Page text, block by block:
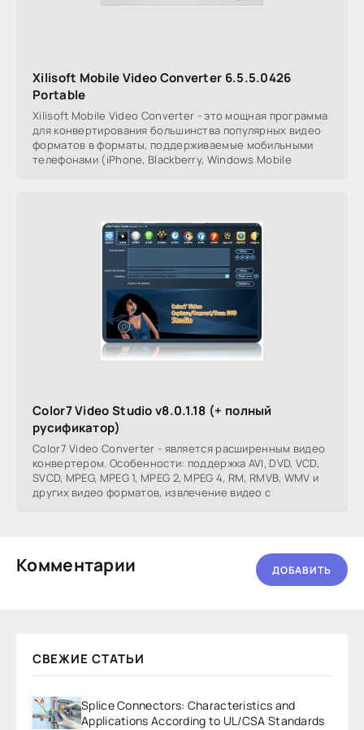
Xilisoft Mobile Video Converter 6.5.5.0426
Portable
Xilisoft Mobile Video Converter - это мощная программа
для конвертирования большинства популярных видео
форматов в форматы, поддерживаемые мобильными
телефонами (iPhone, Blackberry, Windows Mobile
Color7 Video Studio v8.0.1.18 (+ полный
русификатор)
Color7 Video Converter - является расширенным видео
конвертером. Особенности: поддержка AVI, DVD, VCD,
SVCD, MPEG, MPEG 1, MPEG 2, MPEG 4, RM, RMVB, WMV и
других видео форматов, извлечение видео с
Комментарии ДОБАВИТЬ
СВЕЖИЕ СТАТЬИ
Splice Connectors: Characteristics and
Applications According to UL/CSA Standards